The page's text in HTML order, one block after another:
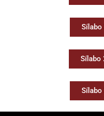
Sílabo
Sílabo
Sílabo